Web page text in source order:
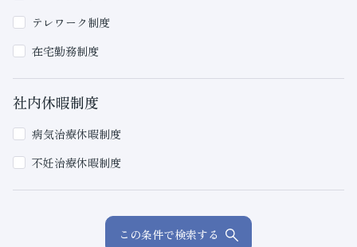
テレワーク制度
在宅勤務制度
社内休暇制度
病気治療休暇制度
不妊治療休暇制度
この条件で検索する